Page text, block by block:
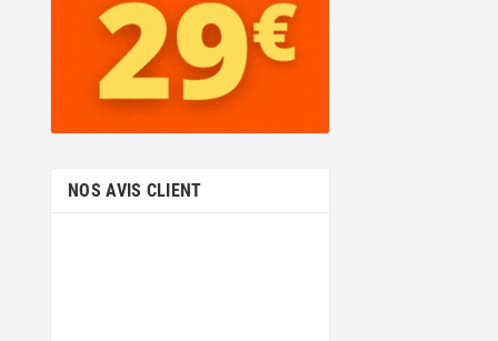
NOS AVIS CLIENT